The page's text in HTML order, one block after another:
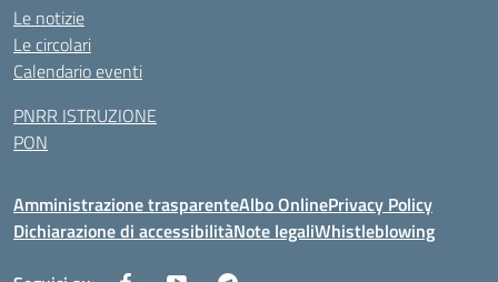
Le notizie
Le circolari
Calendario eventi
PNRR ISTRUZIONE
PON
Amministrazione trasparenteAlbo OnlinePrivacy Policy
Dichiarazione di accessibilitàNote legaliWhistleblowing